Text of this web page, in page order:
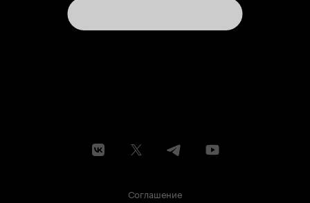
Соглашение